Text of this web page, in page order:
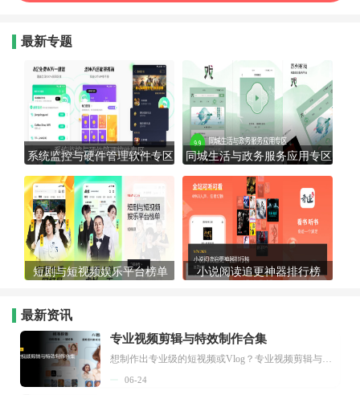
最新专题
系统监控与硬件管理软件专区 同城生活与政务服务应用专区
短剧与短视频娱乐平台榜单 小说阅读追更神器排行榜
最新资讯
专业视频剪辑与特效制作合集
想制作出专业级的短视频或Vlog？专业视频剪辑与特效制作大全专题为你提供了从剪辑、抠像到特效包装的全套解决方案。无论是添加炫酷的片头、进行精准的视频抠图，还是制...
06-24